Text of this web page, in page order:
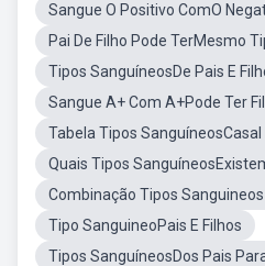
Sangue O Positivo ComO
Pai De Filho Pode TerMesmo
Tipos SanguíneosDe Pais E
Sangue A+ Com A+Pode Ter
Tabela Tipos SanguíneosCasal
Quais Tipos
Combinação Tipos Sanguineos
Tipo SanguineoPais E Filhos
Tipos SanguíneosDos Pais